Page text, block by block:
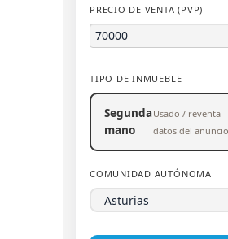
PRECIO DE VENTA (PVP)
TIPO DE INMUEBLE
Segunda
mano
Usado / reventa
datos del anuncio
COMUNIDAD AUTÓNOMA